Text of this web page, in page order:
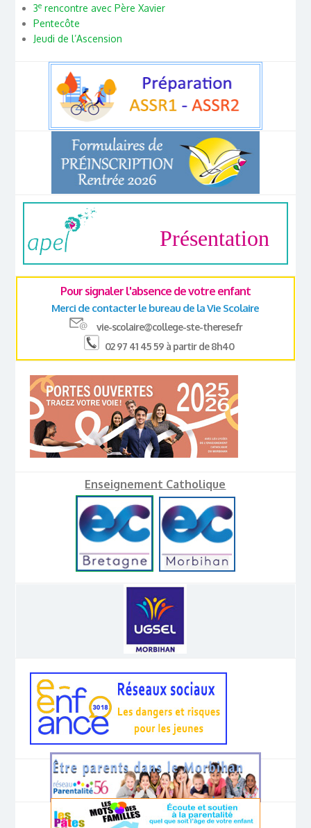
3erencontre avec Père Xavier
Pentecôte
Jeudi de l’Ascension
Présentation
Pour signaler l'absence de votre enfant
Merci de contacter le bureau de la Vie Scolaire
vie-scolaire@college-ste-therese.fr
02 97 41 45 59 à partir de 8h40
Enseignement Catholique